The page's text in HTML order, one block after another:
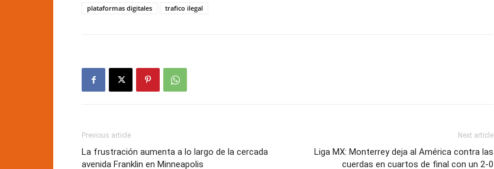
plataformas digitales
trafico ilegal
Previous article
La frustración aumenta a lo largo de la cercada
avenida Franklin en Minneapolis
Next article
Liga MX: Monterrey deja al América contra las
cuerdas en cuartos de final con un 2-0